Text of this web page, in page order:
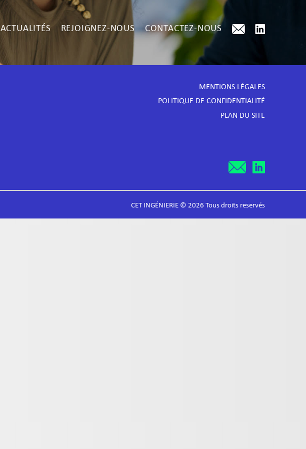
ACTUALITÉS REJOIGNEZ-NOUS CONTACTEZ-NOUS
MENTIONS LÉGALES
POLITIQUE DE CONFIDENTIALITÉ
PLAN DU SITE
CET INGÉNIERIE © 2026 Tous droits reservés